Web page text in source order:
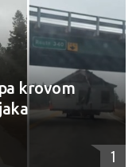
krovom
1